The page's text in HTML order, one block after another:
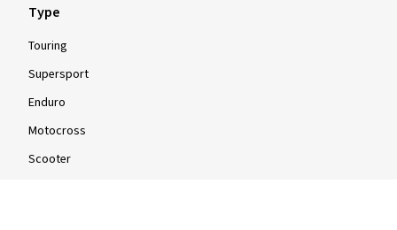
Type
Touring
Supersport
Enduro
Motocross
Scooter